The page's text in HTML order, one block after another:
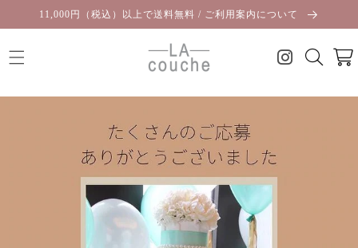
ンツに
11,000円（税込）以上で送料無料 / ご利用案内について
ー